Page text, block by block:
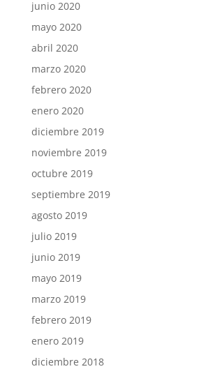
junio 2020
mayo 2020
abril 2020
marzo 2020
febrero 2020
enero 2020
diciembre 2019
noviembre 2019
octubre 2019
septiembre 2019
agosto 2019
julio 2019
junio 2019
mayo 2019
marzo 2019
febrero 2019
enero 2019
diciembre 2018